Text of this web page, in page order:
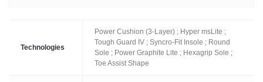
Technologies
Power Cushion (3-Layer) ; Hyper msLite ;
Tough Guard IV ; Syncro-Fit Insole ; Round
Sole ; Power Graphite Lite ; Hexagrip Sole ;
Toe Assist Shape